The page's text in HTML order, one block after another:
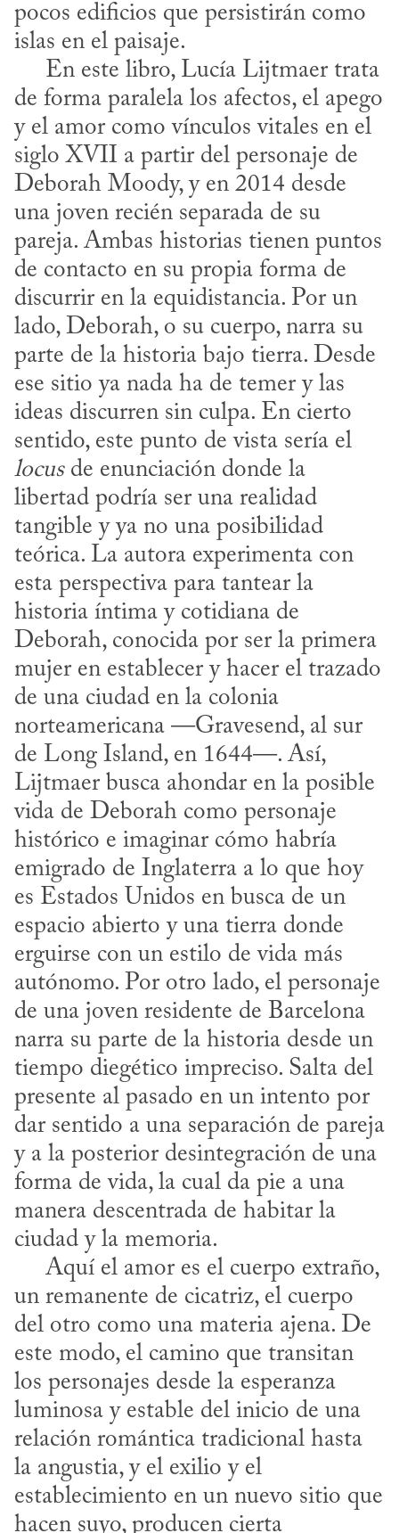
pocos edificios que persistirán como
islas en el paisaje.
​     En este libro, Lucía Lijtmaer trata
de forma paralela los afectos, el apego
y el amor como vínculos vitales en el
siglo XVII a partir del personaje de
Deborah Moody, y en 2014 desde
una joven recién separada de su
pareja. Ambas historias tienen puntos
de contacto en su propia forma de
discurrir en la equidistancia. Por un
lado, Deborah, o su cuerpo, narra su
parte de la historia bajo tierra. Desde
ese sitio ya nada ha de temer y las
ideas discurren sin culpa. En cierto
locus de enunciación donde la
libertad podría ser una realidad
tangible y ya no una posibilidad
teórica. La autora experimenta con
esta perspectiva para tantear la
historia íntima y cotidiana de
Deborah, conocida por ser la primera
mujer en establecer y hacer el trazado
de una ciudad en la colonia
norteamericana —Gravesend, al sur
de Long Island, en 1644—. Así,
Lijtmaer busca ahondar en la posible
vida de Deborah como personaje
histórico e imaginar cómo habría
emigrado de Inglaterra a lo que hoy
es Estados Unidos en busca de un
espacio abierto y una tierra donde
erguirse con un estilo de vida más
autónomo. Por otro lado, el personaje
de una joven residente de Barcelona
narra su parte de la historia desde un
tiempo diegético impreciso. Salta del
presente al pasado en un intento por
dar sentido a una separación de pareja
y a la posterior desintegración de una
forma de vida, la cual da pie a una
manera descentrada de habitar la
ciudad y la memoria.
​     Aquí el amor es el cuerpo extraño,
un remanente de cicatriz, el cuerpo
del otro como una materia ajena. De
este modo, el camino que transitan
los personajes desde la esperanza
luminosa y estable del inicio de una
relación romántica tradicional hasta
la angustia, y el exilio y el
establecimiento en un nuevo sitio que
hacen suyo, producen cierta